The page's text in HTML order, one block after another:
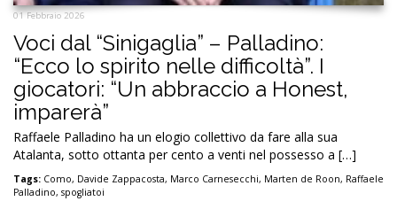
01 Febbraio 2026
Voci dal “Sinigaglia” – Palladino:
“Ecco lo spirito nelle difficoltà”. I
giocatori: “Un abbraccio a Honest,
imparerà”
Raffaele Palladino ha un elogio collettivo da fare alla sua
Atalanta, sotto ottanta per cento a venti nel possesso a […]
Tags: Como, Davide Zappacosta, Marco Carnesecchi, Marten de Roon, Raffaele
Palladino, spogliatoi